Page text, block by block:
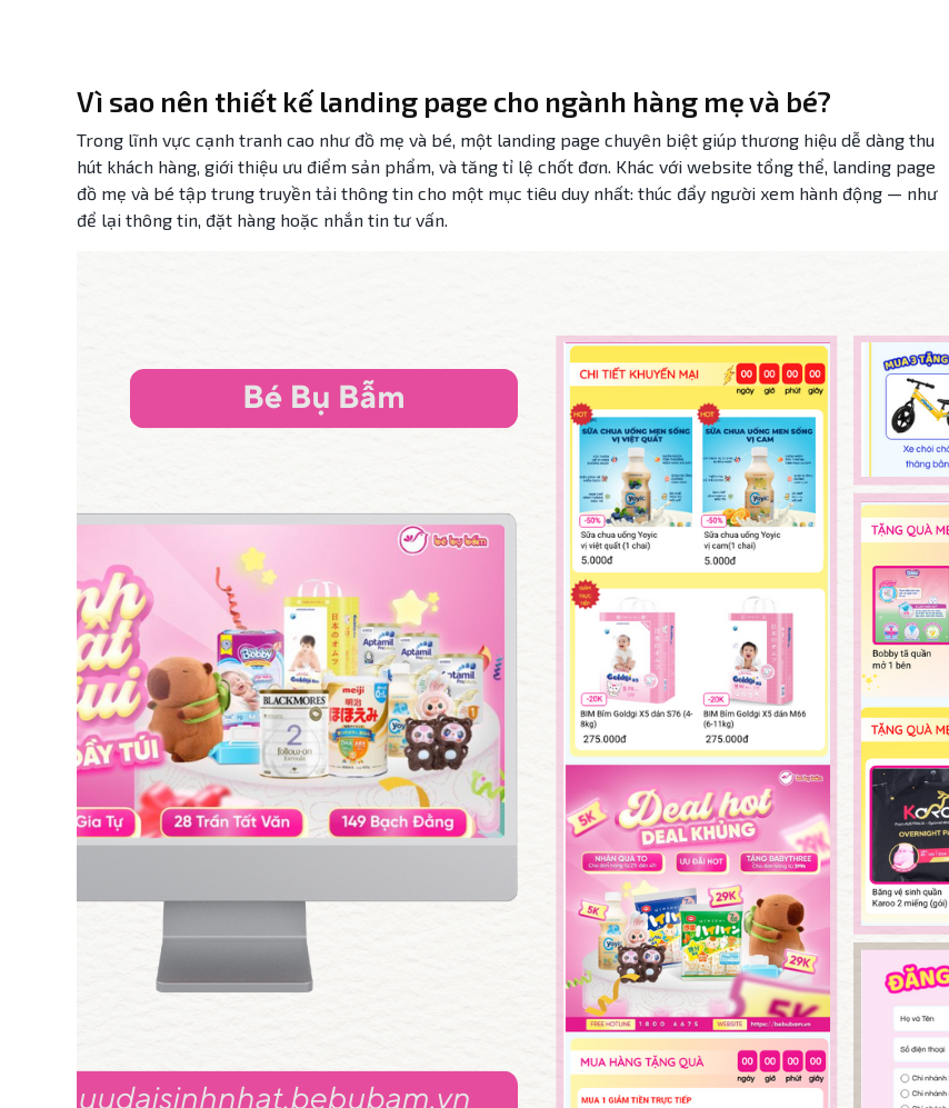
Vì sao nên thiết kế landing page cho ngành hàng mẹ và bé?
Trong lĩnh vực cạnh tranh cao như đồ mẹ và bé, một landing page chuyên biệt giúp thương hiệu dễ dàng thu
hút khách hàng, giới thiệu ưu điểm sản phẩm, và tăng tỉ lệ chốt đơn. Khác với website tổng thể, landing page
đồ mẹ và bé tập trung truyền tải thông tin cho một mục tiêu duy nhất: thúc đẩy người xem hành động — như
để lại thông tin, đặt hàng hoặc nhắn tin tư vấn.